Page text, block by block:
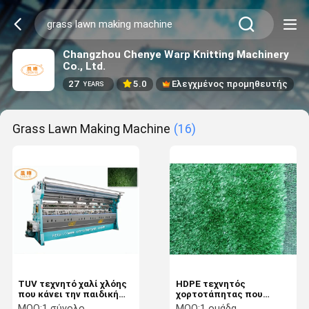
Changzhou Chenye Warp Knitting Machinery
Co., Ltd.
27 YEARS 5.0 Ελεγχμένος προμηθευτής
Grass Lawn Making Machine (16)
TUV τεχνητό χαλί χλόης
που κάνει την παιδική
χαρά μηχανών τη
HDPE τεχνητός
χορτοτάπητας που
κατασκευάζει τη μηχανή,